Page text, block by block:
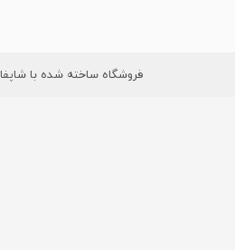
فروشگاه ساخته شده با شاپفا